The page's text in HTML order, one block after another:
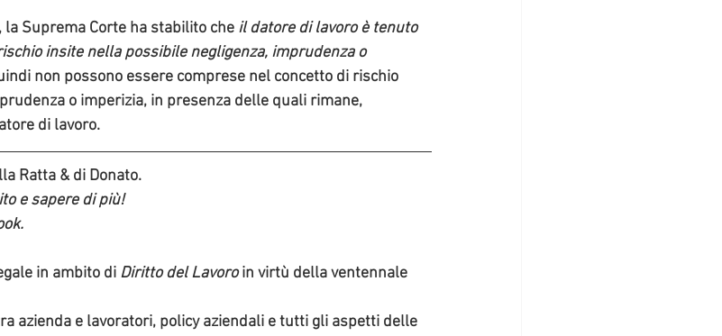
Suprema Corte ha stabilito che il datore di lavoro è tenuto
insite nella possibile negligenza, imprudenza o
non possono essere comprese nel concetto di rischio
o imperizia, in presenza delle quali rimane,
di lavoro.
Ratta & di Donato.
e sapere di più!
in ambito di Diritto del Lavoro in virtù della ventennale
azienda e lavoratori, policy aziendali e tutti gli aspetti delle